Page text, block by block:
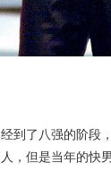
到了八强的阶段
，但是当年的快